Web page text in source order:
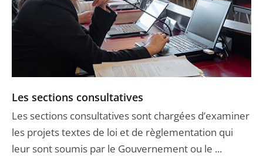
Les sections consultatives
Les sections consultatives sont chargées d’examiner
les projets textes de loi et de règlementation qui
leur sont soumis par le Gouvernement ou le ...